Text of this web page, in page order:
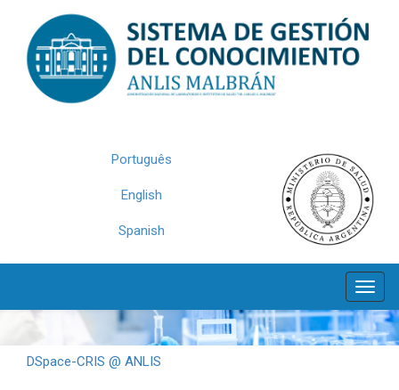
navigation
Português
English
Spanish
DSpace-CRIS @ ANLIS